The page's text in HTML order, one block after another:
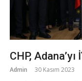
CHP, Adana’yı
Admin 30 Kasım 2023